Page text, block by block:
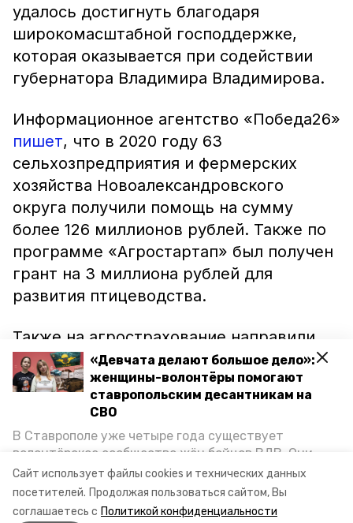
Сайт использует файлы cookies и технических данных
посетителей. Продолжая пользоваться сайтом, Вы
соглашаетесь с Политикой конфиденциальности
«Девчата делают большое дело»:
женщины-волонтёры помогают
ставропольским десантникам на
СВО
В Ставрополе уже четыре года существует
волонтёрское сообщество жён бойцов ВДВ. Они
организуют сборы вещей и продуктов для
участников спецоперации и лично отвозят всё это
на передовую. Девушки рассказали «Победе26», как
удалось достигнуть благодаря
широкомасштабной господдержке,
которая оказывается при содействии
губернатора Владимира Владимирова.
Информационное агентство «Победа26»
пишет, что в 2020 году 63
сельхозпредприятия и фермерских
хозяйства Новоалександровского
округа получили помощь на сумму
более 126 миллионов рублей. Также по
программе «Агростартап» был получен
грант на 3 миллиона рублей для
развития птицеводства.
Также на агрострахование направили
200 миллионов рублей, что позволило
получить компенсации 8 местным
хозяйствам. Кроме того, 13
хозяйство муниципалитета, получили
кредиты по сниженной ставке на общую
сумму 1,8 миллиардов рублей.